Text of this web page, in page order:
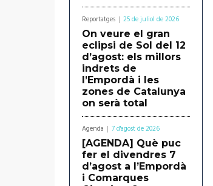
Reportatges 25 de juliol de 2026
On veure el gran
eclipsi de Sol del 12
d’agost: els millors
indrets de
l’Empordà i les
zones de Catalunya
on serà total
Agenda 7 d'agost de 2026
[AGENDA] Què puc
fer el divendres 7
d’agost a l’Empordà
i Comarques